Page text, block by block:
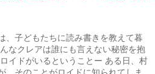
、子どもたちに読み書きを教えて暮
なクレアは誰にも言えない秘密を抱
イドがいるということー ある日、村